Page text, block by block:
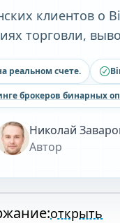
клиентов о
торговли,
реальном счете.
брокеров бинарных
Николай
Автор
открыть